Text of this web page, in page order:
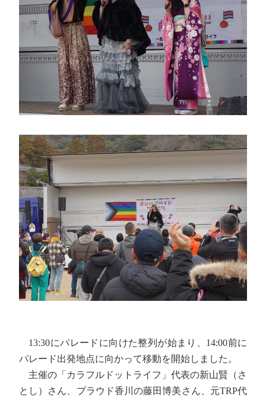
13:30にパレードに向けた整列が始まり、14:00前に
パレード出発地点に向かって移動を開始しました。
主催の「カラフルドットライフ」代表の新山賢（さ
とし）さん、プラウド香川の藤田博美さん、元TRP代